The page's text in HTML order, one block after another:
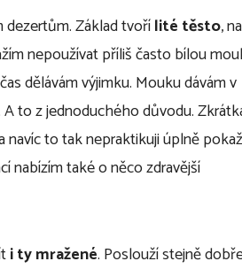
dezertům. Základ tvořílité těsto, na
nepoužívat příliš často bílou
dělávám výjimku. Mouku dávám v
to z jednoduchého důvodu.
navíc to tak nepraktikuji úplně
nabízím také o něco zdravější
i ty mražené. Poslouží stejně